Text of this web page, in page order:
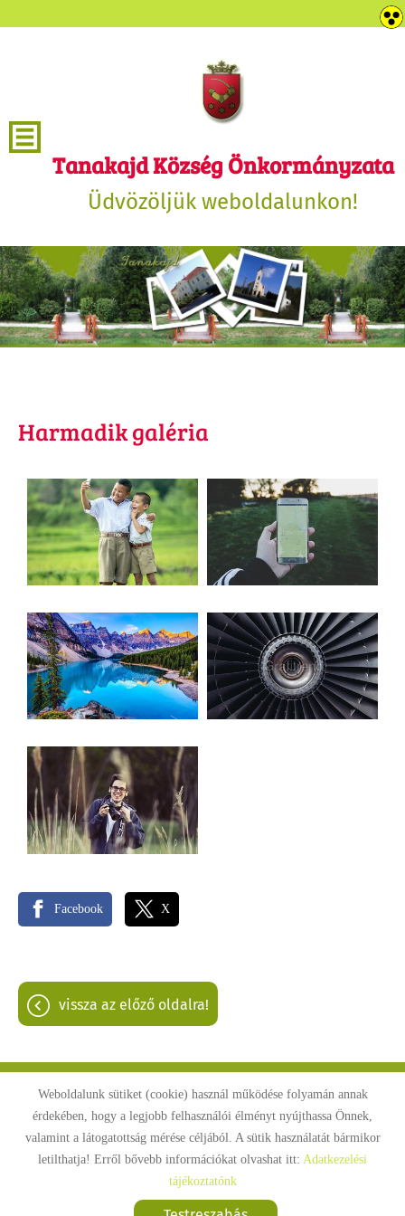
Tanakajd Község Önkormányzata
Üdvözöljük weboldalunkon!
Harmadik galéria
Facebook X
vissza az előző oldalra!
© 2026 - Minden jog fenntartva
Oldal információk
Adatkezelési tájékoztató
Impresszum
Sütik kezelése
Akadálymentesítési nyilatkozat
Weboldalunk sütiket (cookie) használ működése folyamán annak
érdekében, hogy a legjobb felhasználói élményt nyújthassa Önnek,
valamint a látogatottság mérése céljából. A sütik használatát bármikor
letilthatja! Erről bővebb információkat olvashat itt: Adatkezelési
tájékoztatónk